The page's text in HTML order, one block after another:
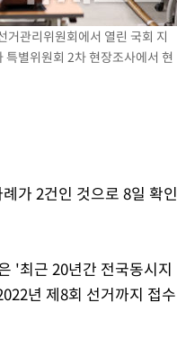
관리위원회에서 열린 국회 지
별위원회 2차 현장조사에서 현
가 2건인 것으로 8일 확인
'최근 20년간 전국동시지
년 제8회 선거까지 접수